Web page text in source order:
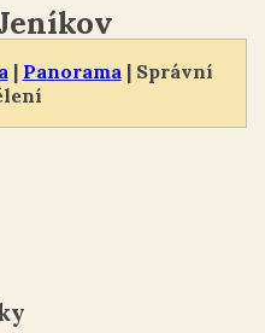
| Panorama | Správní